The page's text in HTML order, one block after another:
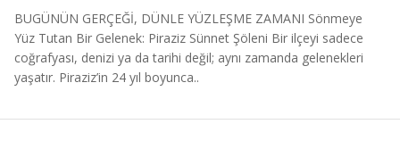
BUGÜNÜN GERÇEĞİ, DÜNLE YÜZLEŞME ZAMANI Sönmeye
Yüz Tutan Bir Gelenek: Piraziz Sünnet Şöleni Bir ilçeyi sadece
coğrafyası, denizi ya da tarihi değil; aynı zamanda gelenekleri
yaşatır. Piraziz’in 24 yıl boyunca..